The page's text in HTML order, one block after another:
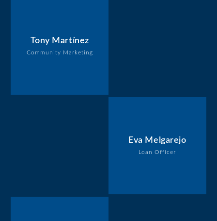
Tony Martínez
Community Marketing
Eva Melgarejo
Loan Officer